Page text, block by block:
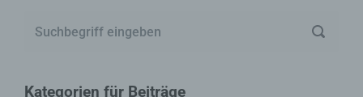
Kategorien für Beiträge